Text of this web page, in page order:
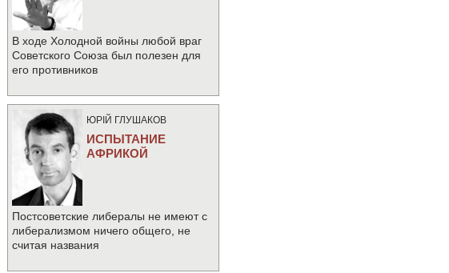
В ходе Холодной войны любой враг
Советского Союза был полезен для
его противников
ЮРIЙ ГЛУШАКОВ
ИСПЫТАНИЕ
АФРИКОЙ
Постсоветские либералы не имеют с
либерализмом ничего общего, не
считая названия